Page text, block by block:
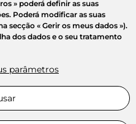
» poderá definir as suas
Poderá modificar as suas
secção « Gerir os meus dados »).
dos dados e o seu tratamento
parâmetros